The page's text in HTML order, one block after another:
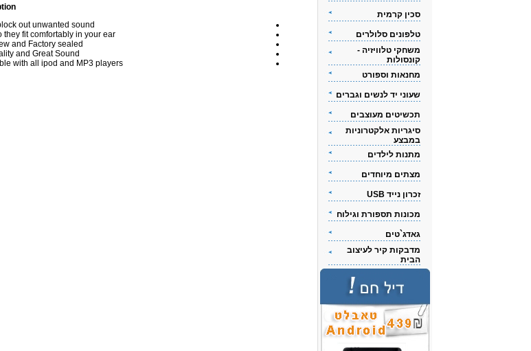
out unwanted sound
they fit comfortably in your ear
and Factory sealed
and Great Sound
with all ipod and MP3 players
סכין קרמית
טלפונים סלולרים
משחקי טלוויזיה -
קונסולות
מחנאות וספורט
שעוני יד לנשים וגברים
תכשיטים מעוצבים
סיגריות אלקטרוניות
במבצע
מתנות לילדים
מצתים מיוחדים
זכרון נייד USB
מכונות תספורת וגילוח
גאדג`טים
מדבקות קיר לעיצוב
הבית